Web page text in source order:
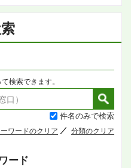
検索できます。
件名のみで検索
ワードのクリア 分類のクリア
ード